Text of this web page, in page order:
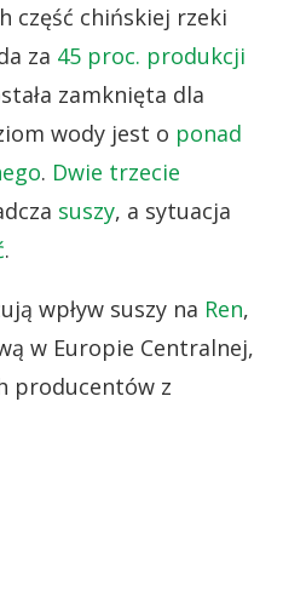
część chińskiej rzeki
za 45 proc. produkcji
zamknięta dla
wody jest o ponad
. Dwie trzecie
suszy, a sytuacja
.
wpływ suszy na Ren,
w Europie Centralnej,
producentów z